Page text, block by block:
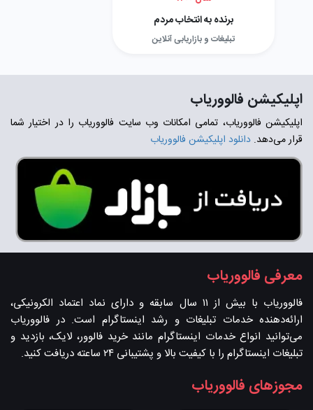
برنده به انتخاب مردم
تبلیغات و بازاریابی آنلاین
اپلیکیشن فالووریاب
اپلیکیشن فالووریاب، تمامی امکانات وب سایت فالووریاب را در اختیار شما
قرار می‌دهد. دانلود اپلیکیشن فالووریاب
معرفی فالووریاب
فالووریاب با بیش از ۱۱ سال سابقه و دارای نماد اعتماد الکرونیکی،
ارائه‌دهنده خدمات تبلیغات و رشد اینستاگرام است. در فالووریاب
می‌توانید انواع خدمات اینستاگرام مانند خرید فالوور، لایک، بازدید و
تبلیغات اینستاگرام را با کیفیت بالا و پشتیبانی ۲۴ ساعته دریافت کنید.
مجوزهای فالووریاب